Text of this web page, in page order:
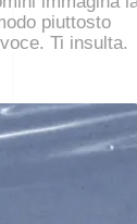
piuttosto
Ti insulta.